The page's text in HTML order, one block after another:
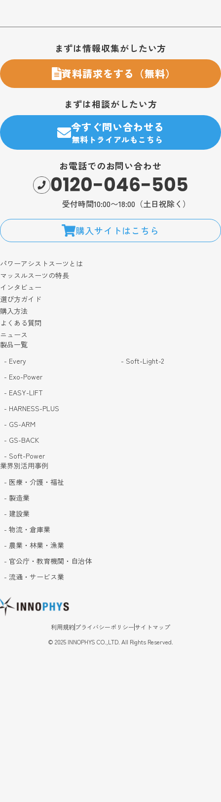
まずは情報収集がしたい方
資料請求をする（無料）
まずは相談がしたい方
今すぐ問い合わせる
無料トライアルもこちら
お電話でのお問い合わせ
0120-046-505
受付時間10:00〜18:00（土日祝除く）
購入サイトはこちら
パワーアシストスーツとは
マッスルスーツの特長
インタビュー
選び方ガイド
購入方法
よくある質問
ニュース
製品一覧
- Every
- Exo-Power
- EASY-LIFT
- HARNESS-PLUS
- GS-ARM
- GS-BACK
- Soft-Power
- Soft-Light-2
業界別活用事例
- 医療・介護・福祉
- 製造業
- 建設業
- 物流・倉庫業
- 農業・林業・漁業
- 官公庁・教育機関・自治体
- 流通・サービス業
利用規約 プライバシーポリシーサイトマップ
© 2025 INNOPHYS CO.,LTD. All Rights Reserved.